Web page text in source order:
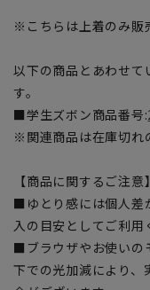
※こちらは上着のみ販
以下の商品とあわせて
す。
■学生ズボン商品番号:
※関連商品は在庫切れ
【商品に関するご注意】
■ゆとり感には個人差
入の目安としてご利用
■ブラウザやお使いの
下での光加減により、